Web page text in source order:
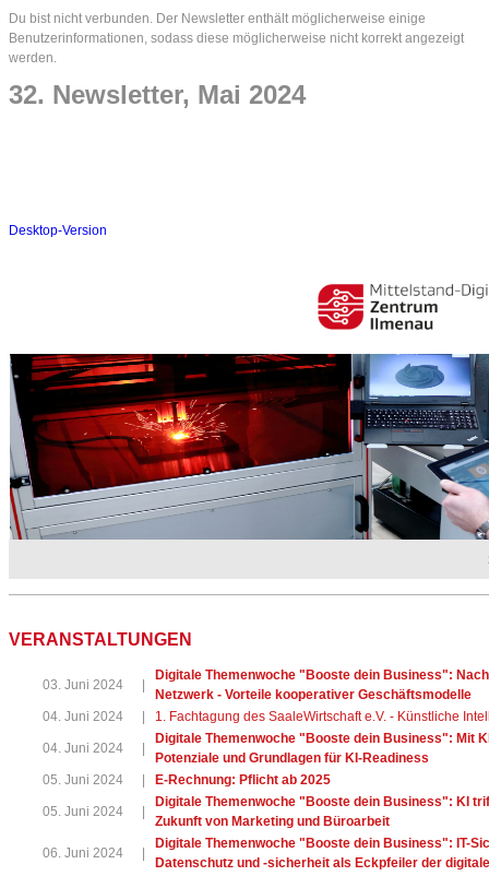
Du bist nicht verbunden. Der Newsletter enthält möglicherweise einige
Benutzerinformationen, sodass diese möglicherweise nicht korrekt angezeigt
werden.
32. Newsletter, Mai 2024
Desktop-Version
VERANSTALTUNGEN
03. Juni 2024
Digitale Themenwoche "Booste dein Business":
Netzwerk - Vorteile kooperativer Geschäftsmodelle
04. Juni 2024
1. Fachtagung des SaaleWirtschaft e.V. - Künstliche
04. Juni 2024
Digitale Themenwoche "Booste dein Business": Mit
Potenziale und Grundlagen für KI-Readiness
05. Juni 2024
E-Rechnung: Pflicht ab 2025
05. Juni 2024
Digitale Themenwoche "Booste dein Business": KI
Zukunft von Marketing und Büroarbeit​​​​​​​
06. Juni 2024
Digitale Themenwoche "Booste dein Business": IT-
Datenschutz und -sicherheit als Eckpfeiler der